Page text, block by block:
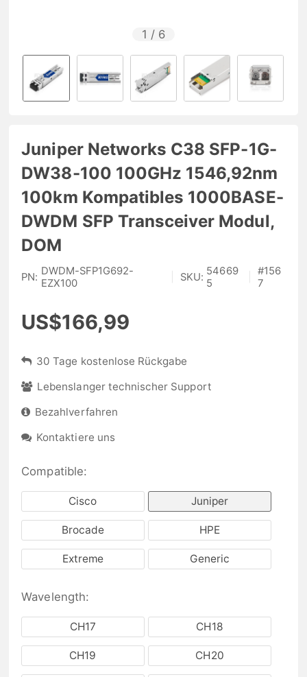
1 / 6
Juniper Networks C38 SFP-1G-
DW38-100 100GHz 1546,92nm
100km Kompatibles 1000BASE-
DWDM SFP Transceiver Modul,
DOM
PN: DWDM-SFP1G692-
EZX100
SKU: 54669
5
#156
7
US$166,99
30 Tage kostenlose Rückgabe
Lebenslanger technischer Support
Bezahlverfahren
Kontaktiere uns
Compatible:
Cisco Juniper
Brocade HPE
Extreme Generic
Wavelength:
CH17 CH18
CH19 CH20